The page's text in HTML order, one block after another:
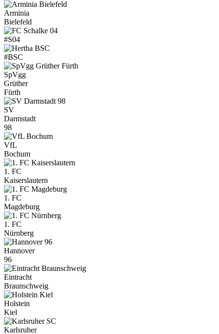
Arminia
Bielefeld
#S04
#BSC
SpVgg
Grüther
Fürth
SV
Darmstadt
98
VfL
Bochum
1. FC
Kaiserslautern
1. FC
Magdeburg
1. FC
Nürnberg
Hannover
96
Eintracht
Braunschweig
Holstein
Kiel
Karlsruher